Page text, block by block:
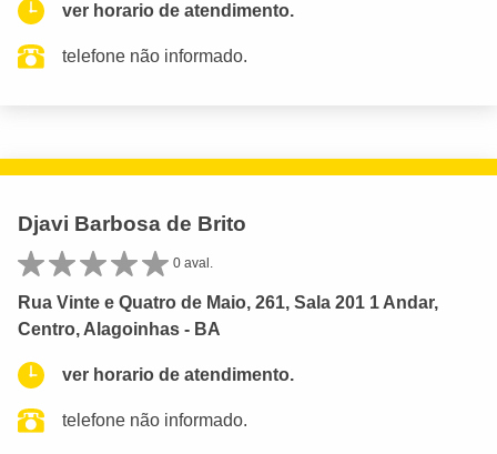
ver horario de atendimento.
telefone não informado.
Djavi Barbosa de Brito
0 aval.
Rua Vinte e Quatro de Maio, 261, Sala 201 1 Andar,
Centro, Alagoinhas - BA
ver horario de atendimento.
telefone não informado.